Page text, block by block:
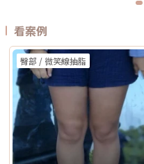
看案例
臀部 / 微笑線抽脂